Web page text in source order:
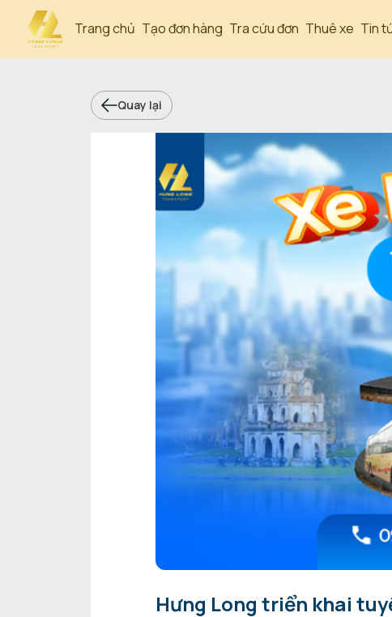
Trang chủ Tạo đơn hàng Tra cứu đơn Thuê xe Tin
Quay lại
Hưng Long triển khai